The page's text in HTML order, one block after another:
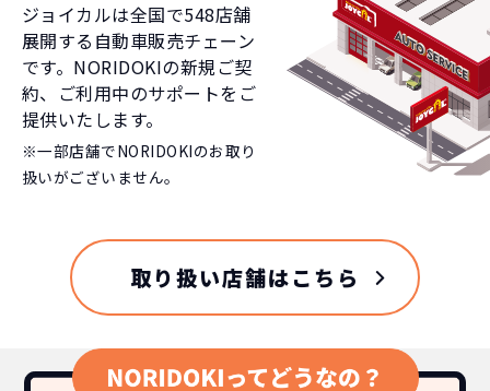
ジョイカルは全国で548店舗
展開する自動車販売チェーン
です。NORIDOKIの新規ご契
約、ご利用中のサポートをご
提供いたします。
※一部店舗でNORIDOKIのお取り
扱いがございません。
取り扱い店舗はこちら